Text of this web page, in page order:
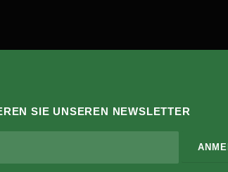
SIE UNSEREN NEWSLETTER